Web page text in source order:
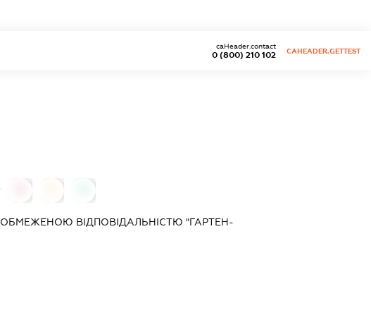
0 (800) 210 102
caHeader.contact
CAHEADER.GETTEST
ВІДПОВІДАЛЬНІСТЮ "ГАРТЕН-